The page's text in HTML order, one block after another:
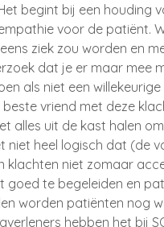
begint bij een houding
voor de patiënt.
ziek zou worden en
dat je er maar mee
als niet een
vriend met deze
alles uit de kast halen
niet heel logisch dat (de
klachten niet zomaar
goed te begeleiden en
worden patiënten nog
hebben het bij